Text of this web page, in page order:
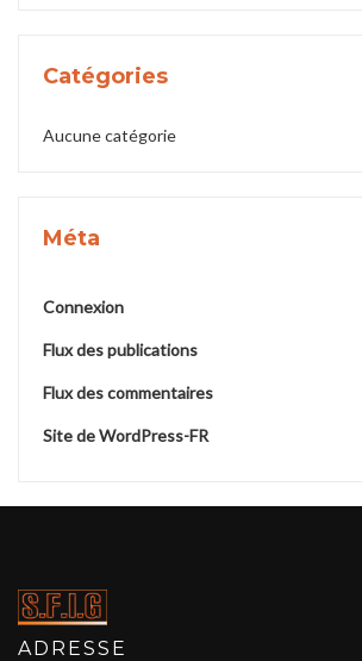
Catégories
Aucune catégorie
Méta
Connexion
Flux des publications
Flux des commentaires
Site de WordPress-FR
ADRESSE